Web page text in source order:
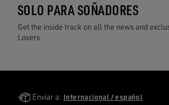
SOLO PARA SOÑADORES
Get the inside track on all the news and
Lovers.
Golden Goose Services
Enviar a: Internacional / español